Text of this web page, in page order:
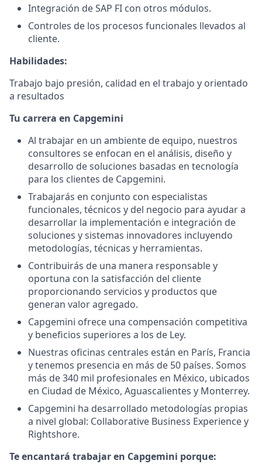
Integración de SAP FI con otros módulos.
Controles de los procesos funcionales llevados al
cliente.
Habilidades:
Trabajo bajo presión, calidad en el trabajo y orientado
a resultados
Tu carrera en Capgemini
Al trabajar en un ambiente de equipo, nuestros
consultores se enfocan en el análisis, diseño y
desarrollo de soluciones basadas en tecnología
para los clientes de Capgemini.
Trabajarás en conjunto con especialistas
funcionales, técnicos y del negocio para ayudar a
desarrollar la implementación e integración de
soluciones y sistemas innovadores incluyendo
metodologías, técnicas y herramientas.
Contribuirás de una manera responsable y
oportuna con la satisfacción del cliente
proporcionando servicios y productos que
generan valor agregado.
Capgemini ofrece una compensación competitiva
y beneficios superiores a los de Ley.
Nuestras oficinas centrales están en París, Francia
y tenemos presencia en más de 50 países. Somos
más de 340 mil profesionales en México, ubicados
en Ciudad de México, Aguascalientes y Monterrey.
Capgemini ha desarrollado metodologías propias
a nivel global: Collaborative Business Experience y
Rightshore.
Te encantará trabajar en Capgemini porque: